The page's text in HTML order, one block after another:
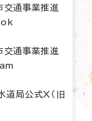
交通事業推進
交通事業推進
道局公式X（旧